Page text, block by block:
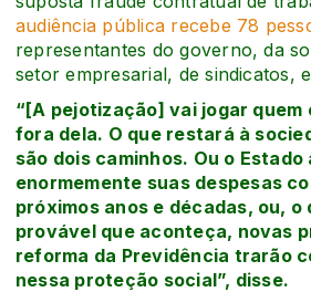
audiência pública recebe 78
representantes do governo, da
setor empresarial, de sindicatos,
“[A pejotização] vai jogar quem
fora dela. O que restará à
são dois caminhos. Ou o Estado
enormemente suas despesas
próximos anos e décadas, ou, o
provável que aconteça, novas
reforma da Previdência trarão
nessa proteção social”, disse.